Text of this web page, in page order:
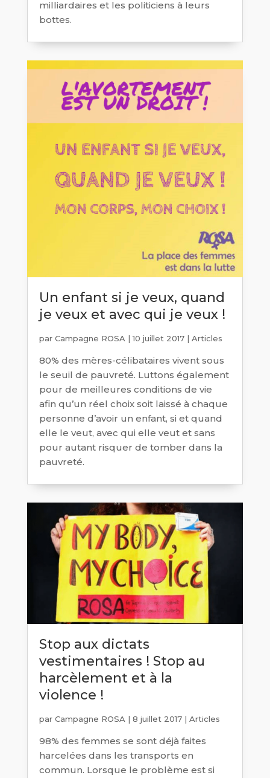
milliardaires et les politiciens à leurs
bottes.
Un enfant si je veux, quand
je veux et avec qui je veux !
par Campagne ROSA |10 juillet 2017| Articles
80% des mères-célibataires vivent sous
le seuil de pauvreté. Luttons également
pour de meilleures conditions de vie
afin qu’un réel choix soit laissé à chaque
personne d’avoir un enfant, si et quand
elle le veut, avec qui elle veut et sans
pour autant risquer de tomber dans la
pauvreté.
Stop aux dictats
vestimentaires ! Stop au
harcèlement et à la
violence !
par Campagne ROSA| 8 juillet 2017| Articles
98% des femmes se sont déjà faites
harcelées dans les transports en
commun. Lorsque le problème est si